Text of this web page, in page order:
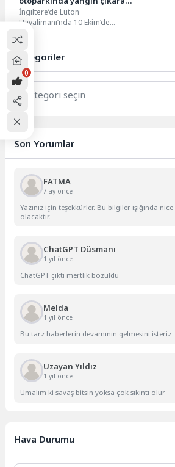
kişi tutuklandı
İngiltere’de Luton
Havalimanı’nda 10 Ekim’de
kişinin tutuklandığı belirtildi.
Londra’nın en büyük...
Kategoriler
Kategoriler
Son Yorumlar
FATMA
7 ay önce
Yazınız için teşekkürler. Bu bilgiler ışığında
olacaktır.
ChatGPT Düsmanı
1 yıl önce
ChatGPT çıktı mertlik bozuldu
Melda
1 yıl önce
Bu tarz haberlerin devamının gelmesini isteriz
Uzayan Yıldız
1 yıl önce
Umalım ki savaş bitsin yoksa çok sıkıntı olur
Hava Durumu
0